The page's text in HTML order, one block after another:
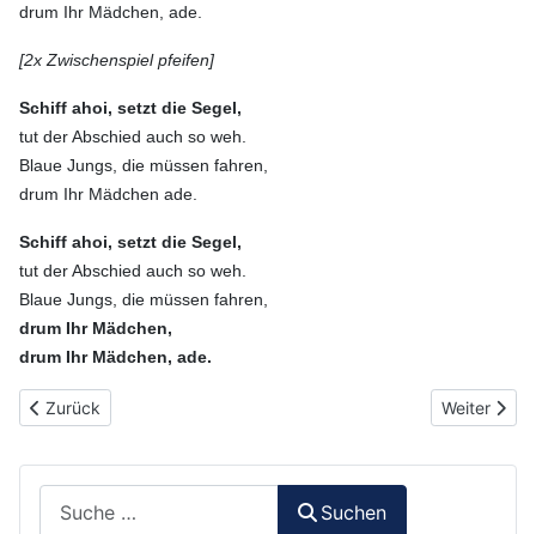
drum Ihr Mädchen, ade.
[2x Zwischenspiel pfeifen]
Schiff ahoi, setzt die Segel,
tut der Abschied auch so weh.
Blaue Jungs, die müssen fahren,
drum Ihr Mädchen ade.
Schiff ahoi, setzt die Segel,
tut der Abschied auch so weh.
Blaue Jungs, die müssen fahren,
drum Ihr Mädchen,
drum Ihr Mädchen, ade.
Vorheriger Beitrag: 056 - Adios Muchachos (Und immer wieder
Zurück Nächster
Weiter
Suchen